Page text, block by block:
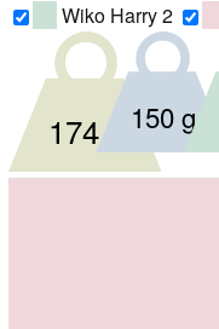
Wiko Harry 2
174 g 150 g